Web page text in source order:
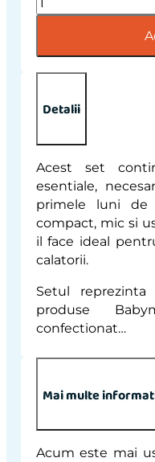
-
piese,
Detalii
Acest set
esentiale,
primele luni de
compact, mic si
il face ideal
calatorii.
Setul
produse
confectionat…
Mai multe
Acum este mai